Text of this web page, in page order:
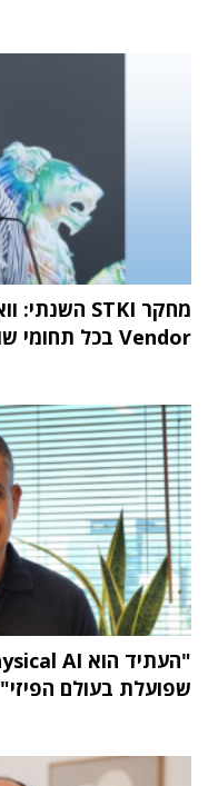
Vendor בכל תחומי שוק ה-IT
שפועלת בעולם הפיזי"